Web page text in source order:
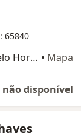
65840
Alameda Oscar Niemeyer, 217, Belo Horizonte • Mapa
não disponível